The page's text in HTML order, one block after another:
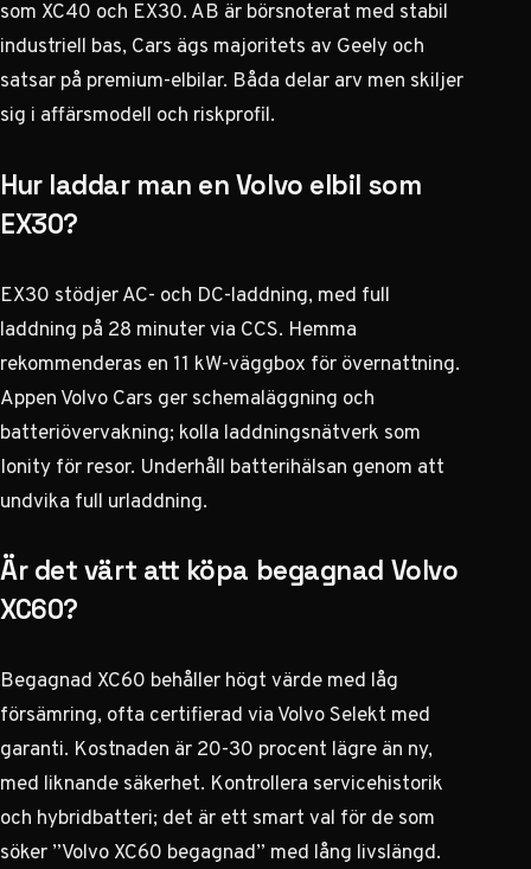
som XC40 och EX30. AB är börsnoterat med stabil
industriell bas, Cars ägs majoritets av Geely och
satsar på premium-elbilar. Båda delar arv men skiljer
sig i affärsmodell och riskprofil.
Hur laddar man en Volvo elbil som
EX30?
EX30 stödjer AC- och DC-laddning, med full
laddning på 28 minuter via CCS. Hemma
rekommenderas en 11 kW-väggbox för övernattning.
Appen Volvo Cars ger schemaläggning och
batteriövervakning; kolla laddningsnätverk som
Ionity för resor. Underhåll batterihälsan genom att
undvika full urladdning.
Är det värt att köpa begagnad Volvo
XC60?
Begagnad XC60 behåller högt värde med låg
försämring, ofta certifierad via Volvo Selekt med
garanti. Kostnaden är 20-30 procent lägre än ny,
med liknande säkerhet. Kontrollera servicehistorik
och hybridbatteri; det är ett smart val för de som
söker ”Volvo XC60 begagnad” med lång livslängd.